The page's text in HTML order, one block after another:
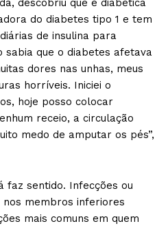
descobriu que é diabética
do diabetes tipo 1 e tem
de insulina para
sabia que o diabetes afetava
dores nas unhas, meus
horríveis. Iniciei o
hoje posso colocar
receio, a circulação
medo de amputar os pés”,
faz sentido. Infecções ou
membros inferiores
mais comuns em quem